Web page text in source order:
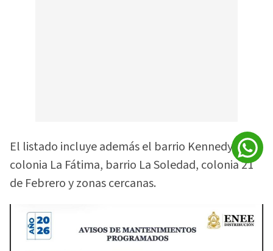
El listado incluye además el barrio Kennedy,
colonia La Fátima, barrio La Soledad, colonia 21
de Febrero y zonas cercanas.